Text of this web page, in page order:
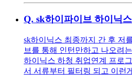
Q. sk하이파이브 하이닉
sk하이닉스 최종까지 간 후 저
브를 통해 인턴만하고 나오려
하이닉스 하청 취업연계 프로
서 서류부터 필터링 되고 이런